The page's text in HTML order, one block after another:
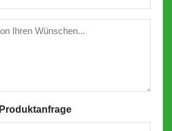
(erforderlich)
Wünschen
Produktanfrage